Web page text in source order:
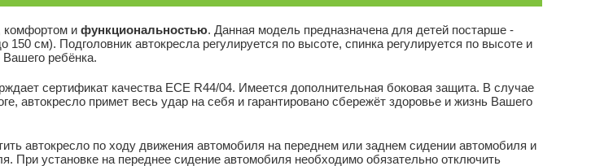
комфортом и функциональностью. Данная модель предназначена для детей постарше -
150 см). Подголовник автокресла регулируется по высоте, спинка регулируется по высоте и
ребёнка.
сертификат качества ЕСЕ R44/04. Имеется дополнительная боковая защита. В случае
автокресло примет весь удар на себя и гарантировано сбережёт здоровье и жизнь Вашего
автокресло по ходу движения автомобиля на переднем или заднем сидении автомобиля и
При установке на переднее сидение автомобиля необходимо обязательно отключить